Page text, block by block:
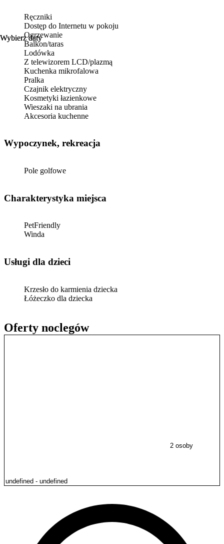
Wybierz daty
Oferty noclegów
Wybierz daty
2 osoby
Ręczniki
Dostęp do Internetu w pokoju
Ogrzewanie
Balkon/taras
Lodówka
Z telewizorem LCD/plazmą
Kuchenka mikrofalowa
Pralka
Czajnik elektryczny
Kosmetyki łazienkowe
Wieszaki na ubrania
Akcesoria kuchenne
Wypoczynek, rekreacja
Pole golfowe
Charakterystyka miejsca
PetFriendly
Winda
usługi dla dzieci
Krzesło do karmienia dziecka
Łóżeczko dla dziecka